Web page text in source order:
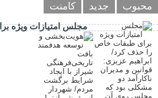
محبوب جدید کامنت
مجلس امتیازات ویژه